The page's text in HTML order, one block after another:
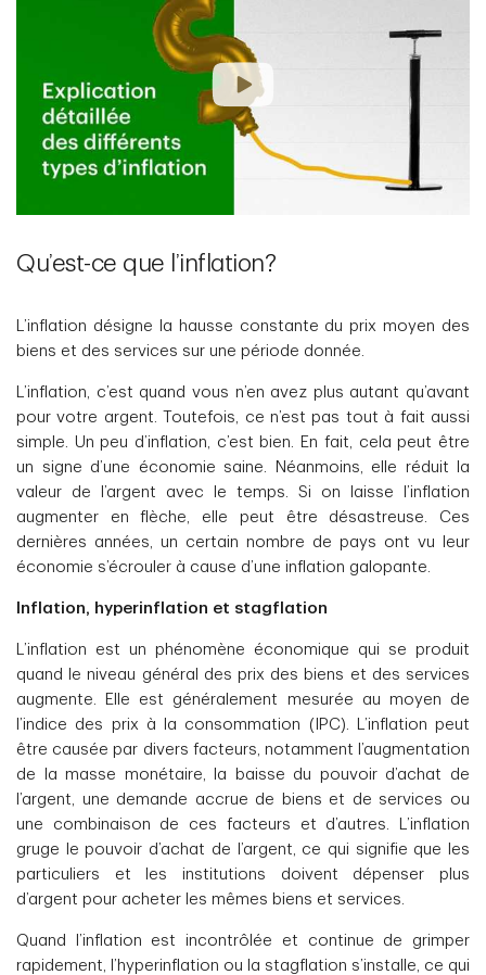
Qu’est-ce que l’inflation?
L’inflation désigne la hausse constante du prix moyen des
biens et des services sur une période donnée.
L’inflation, c’est quand vous n’en avez plus autant qu’avant
pour votre argent. Toutefois, ce n’est pas tout à fait aussi
simple. Un peu d’inflation, c’est bien. En fait, cela peut être
un signe d’une économie saine. Néanmoins, elle réduit la
valeur de l’argent avec le temps. Si on laisse l’inflation
augmenter en flèche, elle peut être désastreuse. Ces
dernières années, un certain nombre de pays ont vu leur
économie s’écrouler à cause d’une inflation galopante.
Inflation, hyperinflation et stagflation
L’inflation est un phénomène économique qui se produit
quand le niveau général des prix des biens et des services
augmente. Elle est généralement mesurée au moyen de
l’indice des prix à la consommation (IPC). L’inflation peut
être causée par divers facteurs, notamment l’augmentation
de la masse monétaire, la baisse du pouvoir d’achat de
l’argent, une demande accrue de biens et de services ou
une combinaison de ces facteurs et d’autres. L’inflation
gruge le pouvoir d’achat de l’argent, ce qui signifie que les
particuliers et les institutions doivent dépenser plus
d’argent pour acheter les mêmes biens et services.
Quand l’inflation est incontrôlée et continue de grimper
rapidement, l’hyperinflation ou la stagflation s’installe, ce qui